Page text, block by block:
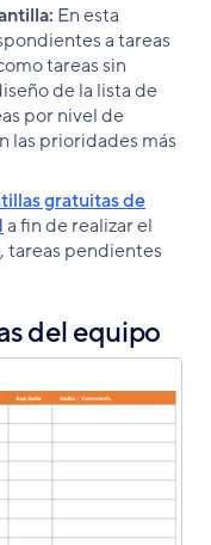
En esta
a tareas
tareas sin
de la lista de
por nivel de
las prioridades más
gratuitas de
a fin de realizar el
tareas pendientes
del equipo